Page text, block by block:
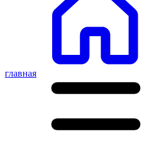
главная